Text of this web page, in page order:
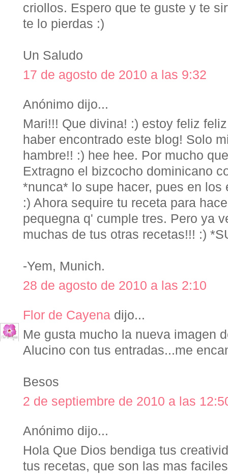
criollos. Espero que te guste y te
te lo pierdas :)
Un Saludo
17 de agosto de 2010 a las 9:32
Anónimo dijo...
Mari!!! Que divina! :) estoy feliz
haber encontrado este blog! Solo
hambre!! :) hee hee. Por mucho
Extragno el bizcocho dominicano
*nunca* lo supe hacer, pues en los
:) Ahora sequire tu receta para
pequegna q' cumple tres. Pero ya
muchas de tus otras recetas!!! :)
-Yem, Munich.
28 de agosto de 2010 a las 2:10
Flor de Cayena dijo...
Me gusta mucho la nueva imagen
Alucino con tus entradas...me
Besos
2 de septiembre de 2010 a las
Anónimo dijo...
Hola Que Dios bendiga tus
tus recetas, que son las mas